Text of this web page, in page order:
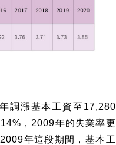
年調漲基本工資至 17,280
， 2009年的失業率更
年這段期間，基本工